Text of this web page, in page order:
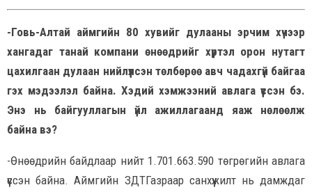
-Говь-Алтай аймгийн 80 хувийг дулааны эрчим хүчээр
хангадаг танай компани өнөөдрийг хүртэл орон нутагт
цахилгаан дулаан нийлүүлсэн төлбөрөө авч чадахгүй байгаа
гэх мэдээлэл байна. Хэдий хэмжээний авлага үүссэн бэ.
Энэ нь байгууллагын үйл ажиллагаанд яаж нөлөөлж
байна вэ?
-Өнөөдрийн байдлаар нийт 1.701.663.590 төгрөгийн авлага
үүссэн байна. Аймгийн ЗДТГазраар санхүүжилт нь дамждаг